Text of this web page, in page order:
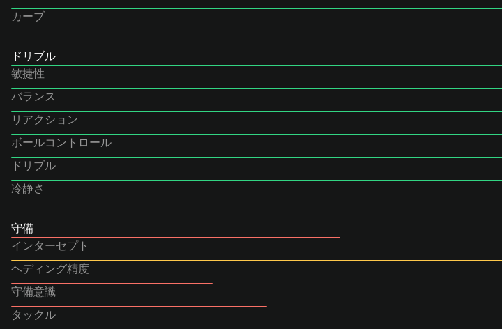
カーブ
ドリブル
敏捷性
バランス
リアクション
ボールコントロール
ドリブル
冷静さ
守備
インターセプト
ヘディング精度
守備意識
タックル